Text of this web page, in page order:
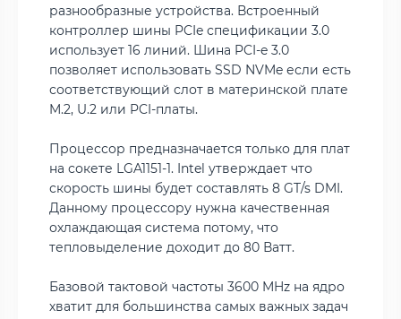
разнообразные устройства. Встроенный
контроллер шины PCIe спецификации 3.0
использует 16 линий. Шина PCI-e 3.0
позволяет использовать SSD NVMe если есть
соответствующий слот в материнской плате
M.2, U.2 или PCI-платы.
Процессор предназначается только для плат
на сокете LGA1151-1. Intel утверждает что
скорость шины будет составлять 8 GT/s DMI.
Данному процессору нужна качественная
охлаждающая система потому, что
тепловыделение доходит до 80 Ватт.
Базовой тактовой частоты 3600 MHz на ядро
хватит для большинства самых важных задач